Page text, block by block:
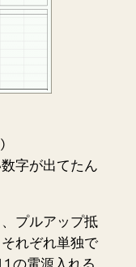
字が出てたん
プルアップ抵
れぞれ単独で